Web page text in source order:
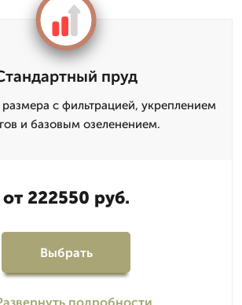
пруд
с фильтрацией, укреплением
и базовым озеленением.
от 222550 руб.
Выбрать